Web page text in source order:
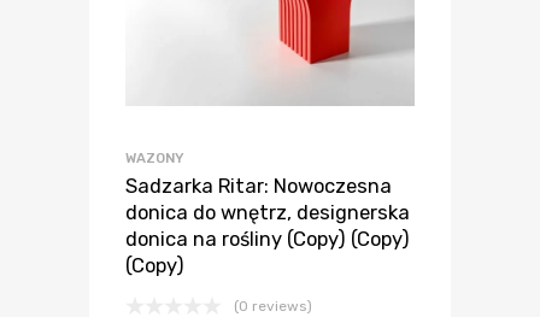
WAZONY
Sadzarka Ritar: Nowoczesna
donica do wnętrz, designerska
donica na rośliny (Copy) (Copy)
(Copy)
(0 reviews)